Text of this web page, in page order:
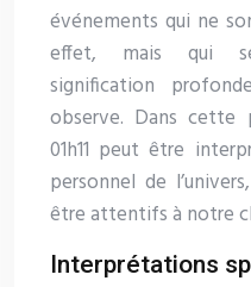
événements qui ne
effet, mais qui
signification
observe. Dans cette
01h11 peut être
personnel de
être attentifs à notre
Interprétations